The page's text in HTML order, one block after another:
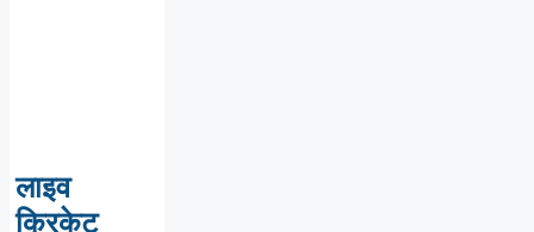
लाइव
क्रिकेट